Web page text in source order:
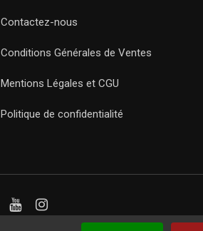
Contactez-nous
Conditions Générales de Ventes
Mentions Légales et CGU
Politique de confidentialité